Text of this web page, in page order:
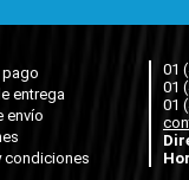
pago
entrega
envío
condiciones
01
01
01